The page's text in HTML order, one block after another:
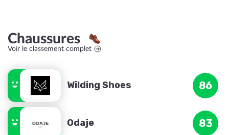
Chaussures
Voir le classement complet
Wilding Shoes 86
Odaje 83